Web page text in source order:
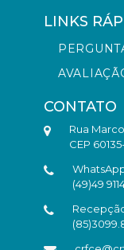
LINKS
CONTATO
Rua
CEP
WhatsApp
(49)49